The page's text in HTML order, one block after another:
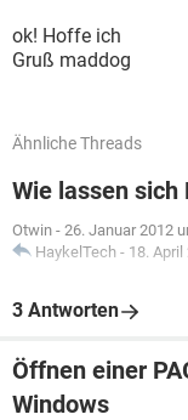
ok! Hoffe ich
Gruß maddog
Ähnliche Threads
Wie lassen sich
Otwin - 26. Januar 2012
HaykelTech - 18.
3 Antworten
Öffnen einer
Windows